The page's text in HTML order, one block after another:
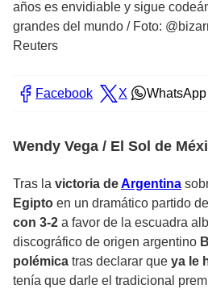
años es envidiable y sigue
grandes del mundo / Foto:
Reuters
Facebook X WhatsApp
Wendy Vega / El Sol de
Tras la victoria deArgentina
Egipto en un dramático partido del
con 3-2 a favor de la escuadra
discográfico de origen argentino
polémica tras declarar que ya le
tenía que darle el tradicional